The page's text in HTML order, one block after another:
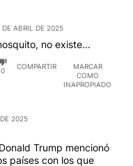
Renna.
DE ABRIL DE 2025
no existe...
0
COMPARTIR
MARCAR
COMO
INAPROPIADO
2025
Trump mencionó
países con los que